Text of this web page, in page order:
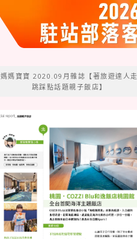
媽媽寶寶 2020.09月雜誌【著旅遊達人走
跳踩點話題親子飯店】